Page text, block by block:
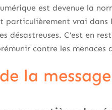
est devenue la
particulièrement vrai
désastreuses. C’est en
contre les menaces
la